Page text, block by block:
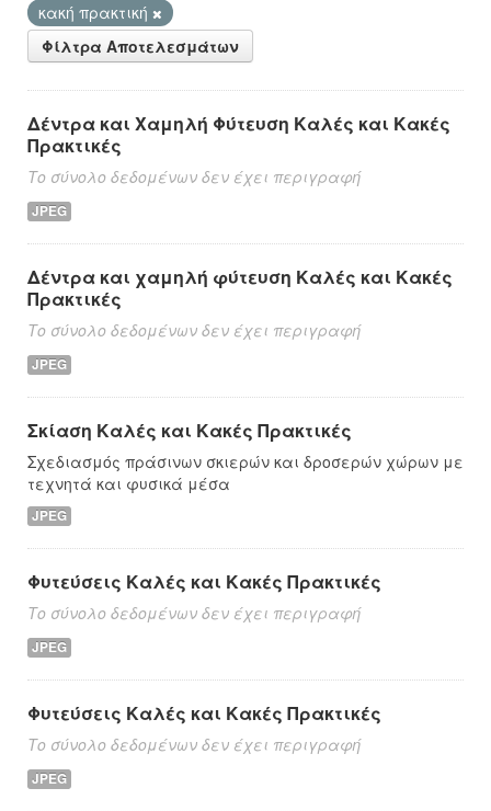
κακή πρακτική
Φίλτρα Αποτελεσμάτων
Δέντρα και Χαμηλή Φύτευση Καλές και Κακές
Πρακτικές
Το σύνολο δεδομένων δεν έχει περιγραφή
JPEG
Δέντρα και χαμηλή φύτευση Καλές και Κακές
Πρακτικές
Το σύνολο δεδομένων δεν έχει περιγραφή
JPEG
Σκίαση Καλές και Κακές Πρακτικές
Σχεδιασμός πράσινων σκιερών και δροσερών χώρων με
τεχνητά και φυσικά μέσα
JPEG
Φυτεύσεις Καλές και Κακές Πρακτικές
Το σύνολο δεδομένων δεν έχει περιγραφή
JPEG
Φυτεύσεις Καλές και Κακές Πρακτικές
Το σύνολο δεδομένων δεν έχει περιγραφή
JPEG